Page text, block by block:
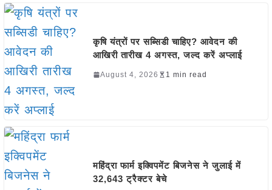
कृषि यंत्रों पर सब्सिडी चाहिए? आवेदन की
आखिरी तारीख 4 अगस्त, जल्द करें अप्लाई
August 4, 2026 1 min read
महिंद्रा फार्म इक्विपमेंट बिजनेस ने जुलाई में
32,643 ट्रैक्टर बेचे